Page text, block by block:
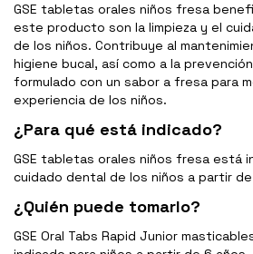
GSE tabletas orales niños fresa
este producto son la limpieza y el
de los niños. Contribuye al
higiene bucal, así como a la
formulado con un sabor a fresa para
experiencia de los niños.
¿Para qué está indicado?
GSE tabletas orales niños fresa está
cuidado dental de los niños a partir
¿Quién puede tomarlo?
GSE Oral Tabs Rapid Junior